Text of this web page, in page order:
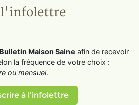
Bulletin Maison Saine afin de recevoir
la fréquence de votre choix :
ou mensuel.
à l'infolettre